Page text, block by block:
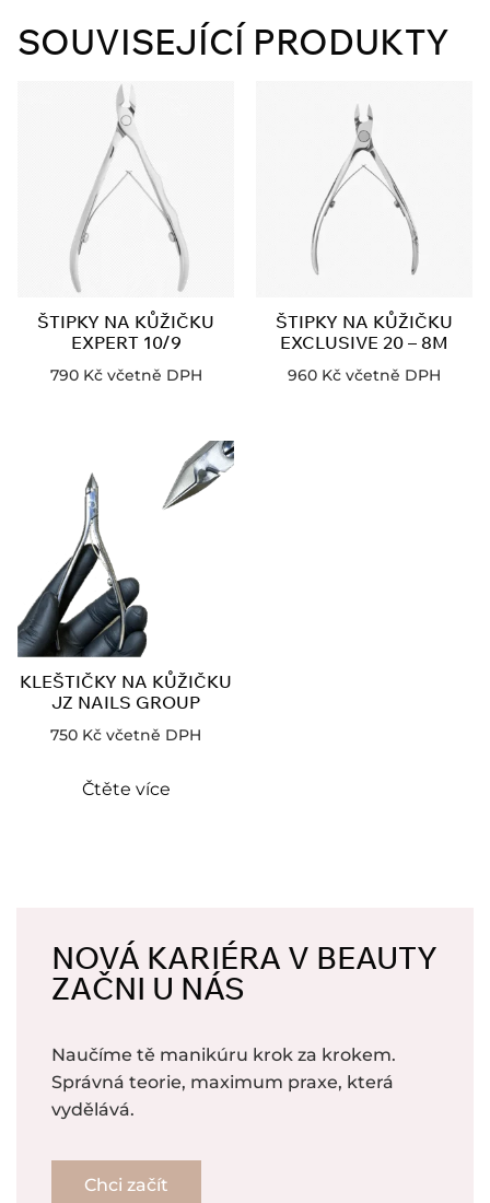
SOUVISEJÍCÍ PRODUKTY
ŠTIPKY NA KŮŽIČKU
EXPERT 10/9
790 Kč včetně DPH
ŠTIPKY NA KŮŽIČKU
EXCLUSIVE 20 – 8M
960 Kč včetně DPH
KLEŠTIČKY NA KŮŽIČKU
JZ NAILS GROUP
750 Kč včetně DPH
Čtěte více
NOVÁ KARIÉRA V BEAUTY
ZAČNI U NÁS
Naučíme tě manikúru krok za krokem.
Správná teorie, maximum praxe, která
vydělává.
Chci začít